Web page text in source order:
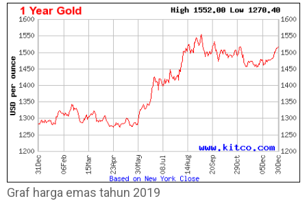
Graf harga emas tahun 2019